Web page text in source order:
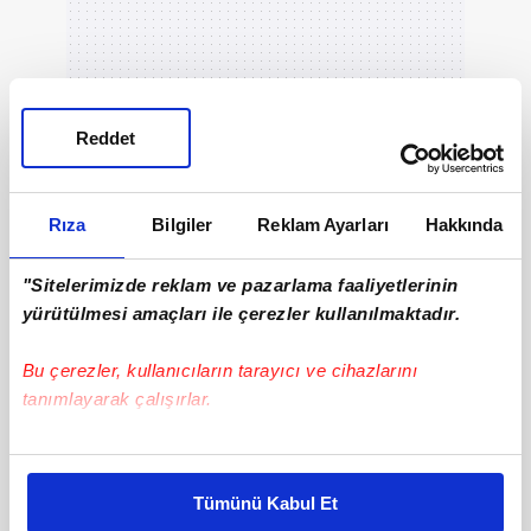
Rıza Bilgiler Reklam Ayarları Hakkında
"Sitelerimizde reklam ve pazarlama faaliyetlerinin
yürütülmesi amaçları ile çerezler kullanılmaktadır.
Bu çerezler, kullanıcıların tarayıcı ve cihazlarını
tanımlayarak çalışırlar.
Bu çerezlere izin vermeniz halinde sizlere özel
daha iyi reklam deneyimi yaşatabiliriz. Bunu yaparken
Tümünü Kabul Et
Reddet